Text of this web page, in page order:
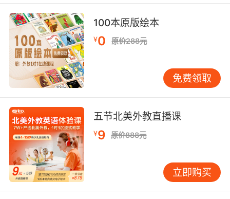
表达方法和英汉对照的形式，帮助孩子展开丰富
的想象力，教导孩子学会适当的行为处事，培养
孩子树立良好的品格，是专为增进儿童认知、行
为习惯、心理素质而精心设计的。父母和孩子一
起阅读，家长和子女共同成长！
最好的亲子共读图画书／著名儿童文学作家、评
论家、书评人 安武林亲子共读是一种充满温馨的
阅读理念，这种理念必须建立在一个最基本的基
础之上，也就是说一本书必须要家长喜欢孩子也
100本原版绘本
¥0 原价288元
免费领取
五节北美外教直播课
¥9 原价888元
立即购买